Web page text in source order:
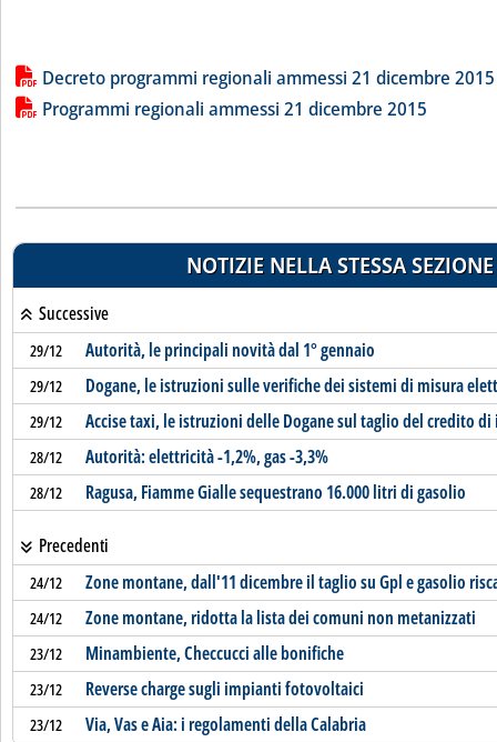
Lista allegati PDF alla notizia
Decreto programmi regionali ammessi 21 dicembre 2015
Programmi regionali ammessi 21 dicembre 2015
NOTIZIE NELLA STESSA SEZIONE
Successive
29/12 Autorità, le principali novità dal 1° gennaio
29/12 Dogane, le istruzioni sulle verifiche dei sistemi di misura
29/12 Accise taxi, le istruzioni delle Dogane sul taglio del credito
28/12 Autorità: elettricità -1,2%, gas -3,3%
28/12 Ragusa, Fiamme Gialle sequestrano 16.000 litri di gasolio
Precedenti
24/12 Zone montane, dall'11 dicembre il taglio su Gpl e gasolio
24/12 Zone montane, ridotta la lista dei comuni non metanizzati
23/12 Minambiente, Checcucci alle bonifiche
23/12 Reverse charge sugli impianti fotovoltaici
23/12 Via, Vas e Aia: i regolamenti della Calabria